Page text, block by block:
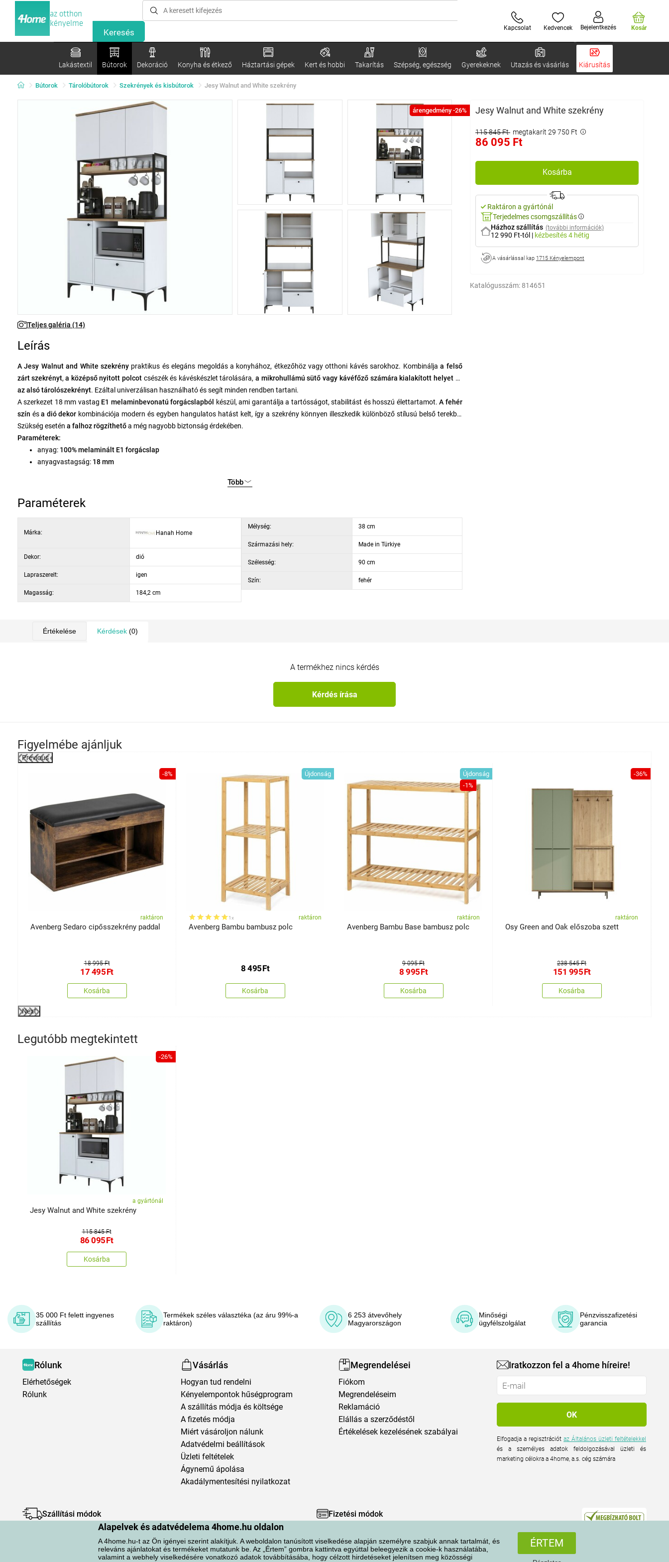
Alapelvek és adatvédelema 4home.hu oldalon
A 4home.hu-t az Ön igényei szerint alakítjuk. A weboldalon tanúsított viselkedése alapján személyre szabjuk annak tartalmát, és
releváns ajánlatokat és termékeket mutatunk be. Az „Értem” gombra kattintva egyúttal beleegyezik a cookie-k használatába,
valamint a webhely viselkedésére vonatkozó adatok továbbításába, hogy célzott hirdetéseket jelenítsen meg közösségi
ÉRTEM
az otthon
kényelme
Kapcsolat Kedvencek Bejelentkezés Kosár
Lakástextil Bútorok Dekoráció Konyha és étkező Háztartási gépek Kert és hobbi Takarítás Szépség, egészség Gyerekeknek Utazás és vásárlás Kiárusítás
Bútorok Tárolóbútorok Szekrények és kisbútorok Jesy Walnut and White szekrény
árengedmény -26%
Teljes galéria (14)
Jesy Walnut and White szekrény
115 845 Ft megtakarít 29 750 Ft
86 095 Ft
Kosárba
Raktáron a gyártónál
Terjedelmes csomgszállítás
Házhoz szállítás (további információk)
12 990 Ft-tól | kézbesítés4 hétig
A vásárlással kap 1715 Kényelempont
Katalógusszám: 814651
Leírás
A Jesy Walnut and White szekrény praktikus és elegáns megoldás a konyhához, étkezőhöz vagy otthoni kávés sarokhoz. Kombinálja a felső
zárt szekrényt, a középső nyitott polcot csészék és kávéskészlet tárolására, a mikrohullámú sütő vagy kávéfőző számára kialakított helyet és
az alsó tárolószekrényt. Ezáltal univerzálisan használható és segít minden rendben tartani.
A szerkezet 18 mm vastag E1 melaminbevonatú forgácslapból készül, ami garantálja a tartósságot, stabilitást és hosszú élettartamot. A fehér
szín ésa dió dekor kombinációja modern és egyben hangulatos hatást kelt, így a szekrény könnyen illeszkedik különböző stílusú belső terekbe.
Szükség esetén a falhoz rögzíthetőa még nagyobb biztonság érdekében.
Paraméterek:
anyag: 100% melaminált E1 forgácslap
anyagvastagság: 18 mm
mélység:
38 cm
szín: fehér + dió
Több
Paraméterek
Márka: Hanah Home
Dekor: dió
Lapraszerelt: igen
Magasság: 184,2 cm
Mélység: 38 cm
Származási hely: Made in Türkiye
Szélesség: 90 cm
Szín: fehér
Értékelése Kérdések (0)
A termékhez nincs kérdés
Kérdés írása
Figyelmébe ajánljuk
Previous
-8%
raktáron
Avenberg Sedaro cipősszekrény paddal
18 995 Ft
17 495Ft
Kosárba
Újdonság
1x raktáron
Avenberg Bambu bambusz polc
8 495Ft
Kosárba
Újdonság
-1%
raktáron
Avenberg Bambu Base bambusz polc
9 095 Ft
8 995Ft
Kosárba
-36%
raktáron
Osy Green and Oak előszoba szett
238 545 Ft
151 995Ft
Kosárba
Next
Legutóbb megtekintett
-26%
a gyártónál
Jesy Walnut and White szekrény
115 845 Ft
86 095Ft
Kosárba
35 000 Ft felett ingyenes
szállítás
Termékek széles választéka (az áru 99%-a
raktáron)
6 253 átvevőhely
Magyarországon
Minőségi
ügyfélszolgálat
Pénzvisszafizetési
garancia
Rólunk
Elérhetőségek
Rólunk
Vásárlás
Hogyan tud rendelni
Kényelempontok hűségprogram
A szállítás módja és költsége
A fizetés módja
Miért vásároljon nálunk
Adatvédelmi beállítások
Üzleti feltételek
Ágynemű ápolása
Akadálymentesítési nyilatkozat
Megrendelései
Fiókom
Megrendeléseim
Reklamáció
Elállás a szerződéstől
Értékelések kezelésének szabályai
Iratkozzon fel a 4home híreire!
Elfogadja a regisztrációtaz Általános üzleti feltételekkel
és a személyes adatok feldolgozásával üzleti és
marketing célokra a 4home, a.s. cég számára
Szállítási módok Fizetési módok